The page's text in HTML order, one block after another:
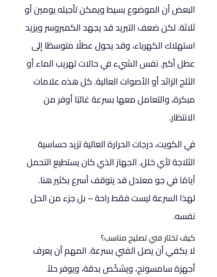
البعض أن الموضوع بسيط ويمكن تأجيله يومين أو
ثلاثة. لكن ضعف التبريد قد يجهد الكمبروسر ويزيد
استهلاك الكهرباء، وقد يحول عطلًا متوسطًا إلى
عطل أكبر. نفس الشيء في حالات تهريب الماء أو
الثلج الزائد أو الأصوات العالية. كل هذه علامات
مبكرة، والتعامل معها بسرعة غالبًا أوفر من
الانتظار.
في الكويت، درجات الحرارة العالية تزيد حساسية
الثلاجة لأي خلل. الجهاز الذي كان يستطيع التحمل
أيامًا في جو معتدل قد يتوقف أسرع بكثير هنا.
لهذا السرعة ليست فقط راحة – بل جزء من الحل
نفسه.
كيف تختار فني تصليح مناسب؟
لا يكفي أن يصل الفني بسرعة. المهم أن يعرف
أجهزة سامسونج، ويشخّص بدقة، ويوفر حلاً